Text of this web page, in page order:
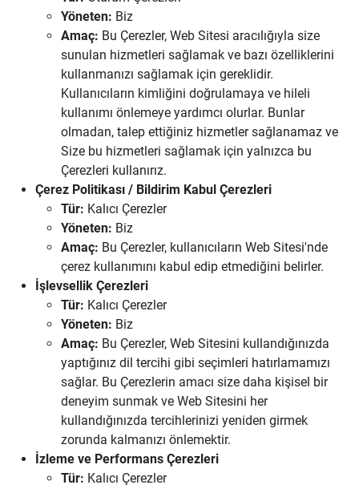
Yöneten: Biz
Amaç: Bu Çerezler, Web Sitesi aracılığıyla size
sunulan hizmetleri sağlamak ve bazı özelliklerini
kullanmanızı sağlamak için gereklidir.
Kullanıcıların kimliğini doğrulamaya ve hileli
kullanımı önlemeye yardımcı olurlar. Bunlar
olmadan, talep ettiğiniz hizmetler sağlanamaz ve
Size bu hizmetleri sağlamak için yalnızca bu
Çerezleri kullanırız.
Çerez Politikası / Bildirim Kabul Çerezleri
Tür: Kalıcı Çerezler
Yöneten: Biz
Amaç: Bu Çerezler, kullanıcıların Web Sitesi'nde
çerez kullanımını kabul edip etmediğini belirler.
İşlevsellik Çerezleri
Tür: Kalıcı Çerezler
Yöneten: Biz
Amaç: Bu Çerezler, Web Sitesini kullandığınızda
yaptığınız dil tercihi gibi seçimleri hatırlamamızı
sağlar. Bu Çerezlerin amacı size daha kişisel bir
deneyim sunmak ve Web Sitesini her
kullandığınızda tercihlerinizi yeniden girmek
zorunda kalmanızı önlemektir.
İzleme ve Performans Çerezleri
Tür: Kalıcı Çerezler